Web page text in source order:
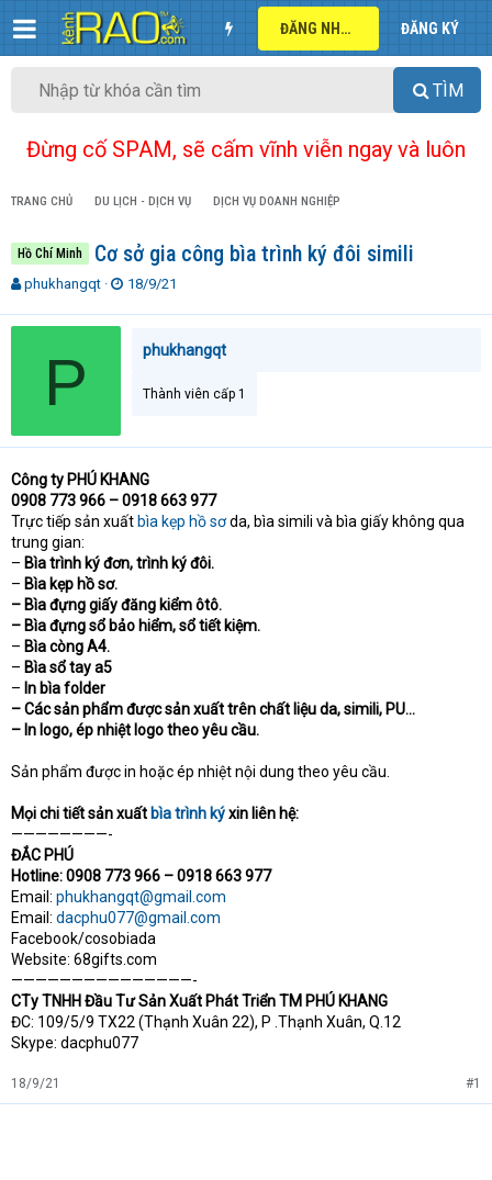
ĐĂNG NHẬP ĐĂNG KÝ
TÌM
Đừng cố SPAM, sẽ cấm vĩnh viễn ngay và luôn
TRANG CHỦ DU LỊCH - DỊCH VỤ DỊCH VỤ DOANH NGHIỆP
Hồ Chí Minh Cơ sở gia công bìa trình ký đôi simili
T
r
a
t
e
r
phukhangqt
N
18/9/21
P phukhangqt
Thành viên cấp 1
Công ty PHÚ KHANG
0908 773 966 – 0918 663 977
Trực tiếp sản xuất bìa kẹp hồ sơda, bìa simili và bìa giấy không qua
trung gian:
– Bìa trình ký đơn, trình ký đôi.
– Bìa kẹp hồ sơ.
– Bìa đựng giấy đăng kiểm ôtô.
– Bìa đựng sổ bảo hiểm, sổ tiết kiệm.
– Bìa còng A4.
– Bìa sổ tay a5
– In bìa folder
– Các sản phẩm được sản xuất trên chất liệu da, simili, PU…
– In logo, ép nhiệt logo theo yêu cầu.
Sản phẩm được in hoặc ép nhiệt nội dung theo yêu cầu.
Mọi chi tiết sản xuất bìa trình kýxin liên hệ:
————————-
ĐẮC PHÚ
Hotline: 0908 773 966 – 0918 663 977
Email: phukhangqt@gmail.com
Email: dacphu077@gmail.com
Facebook/cosobiada
Website: 68gifts.com
———————————————-
CTy TNHH Đầu Tư Sản Xuất Phát Triển TM PHÚ KHANG
ĐC: 109/5/9 TX22 (Thạnh Xuân 22), P .Thạnh Xuân, Q.12
Skype: dacphu077
18/9/21 #1